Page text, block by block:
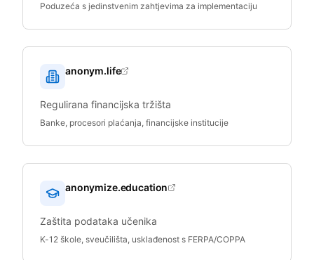
Poduzeća s jedinstvenim zahtjevima za implementaciju
anonym.life
Regulirana financijska tržišta
Banke, procesori plaćanja, financijske institucije
anonymize.education
Zaštita podataka učenika
K-12 škole, sveučilišta, usklađenost s FERPA/COPPA